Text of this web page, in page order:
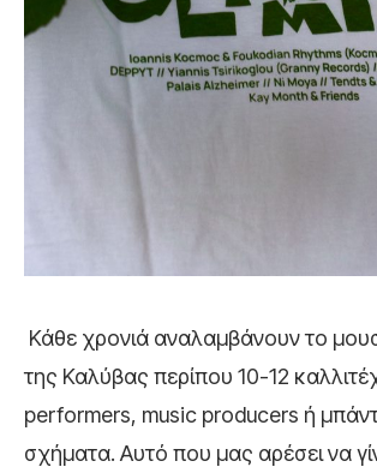
Κάθε χρονιά αναλαμβάνουν το
της Καλύβας περίπου 10-12
performers, music producers ή
σχήματα. Αυτό που μας αρέσει να